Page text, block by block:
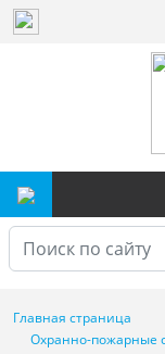
Главная страница
Охранно-пожарные